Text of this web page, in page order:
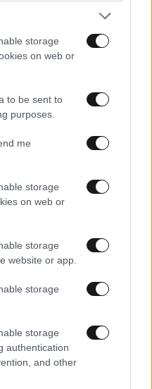
storage
on web or
to be sent to
purposes.
me
storage
on web or
storage
website or app.
storage
storage
authentication
and other